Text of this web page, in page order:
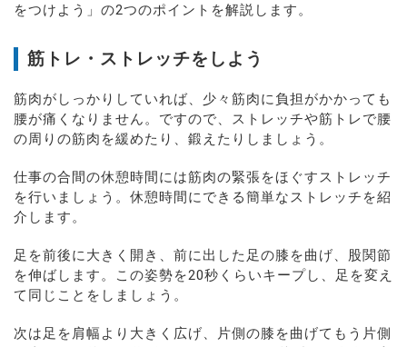
をつけよう」の2つのポイントを解説します。
筋トレ・ストレッチをしよう
筋肉がしっかりしていれば、少々筋肉に負担がかかっても
腰が痛くなりません。ですので、ストレッチや筋トレで腰
の周りの筋肉を緩めたり、鍛えたりしましょう。
仕事の合間の休憩時間には筋肉の緊張をほぐすストレッチ
を行いましょう。休憩時間にできる簡単なストレッチを紹
介します。
足を前後に大きく開き、前に出した足の膝を曲げ、股関節
を伸ばします。この姿勢を20秒くらいキープし、足を変え
て同じことをしましょう。
次は足を肩幅より大きく広げ、片側の膝を曲げてもう片側